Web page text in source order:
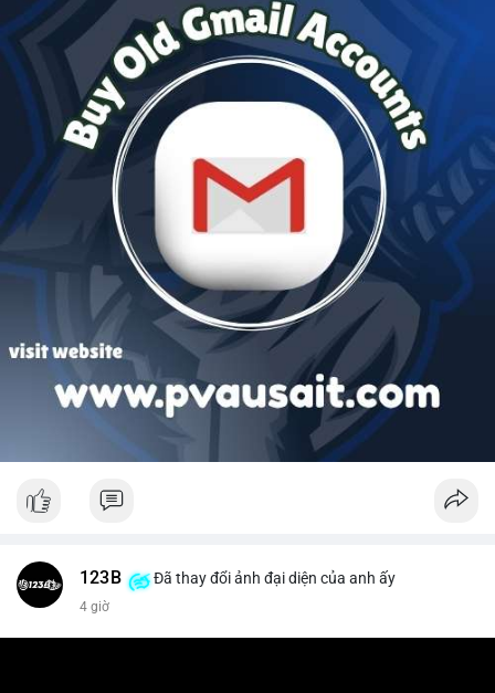
123B Đã thay đổi ảnh đại diện của anh ấy
4 giờ